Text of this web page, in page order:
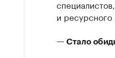
и
— Стало